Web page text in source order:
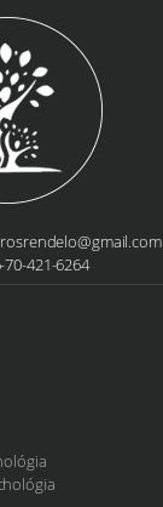
70-421-6264